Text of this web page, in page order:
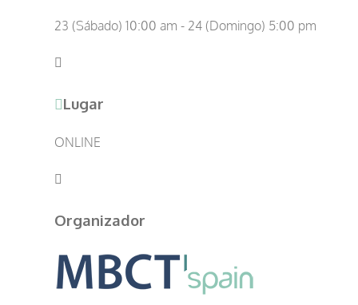
23 (Sábado) 10:00 am - 24 (Domingo) 5:00 pm
Lugar
ONLINE
Organizador